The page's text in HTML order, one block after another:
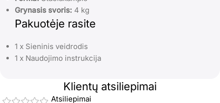
Grynasis svoris: 4 kg
Pakuotėje rasite
1 x Sieninis veidrodis
1 x Naudojimo instrukcija
Klientų atsiliepimai
Atsiliepimai